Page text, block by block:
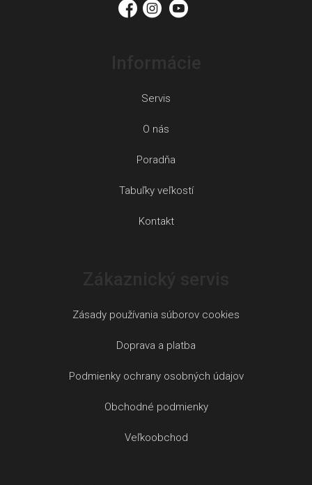
Servis
O nás
Poradňa
Tabuľky veľkostí
Kontakt
Zásady používania súborov cookies
Doprava a platba
Podmienky ochrany osobných údajov
Obchodné podmienky
Veľkoobchod